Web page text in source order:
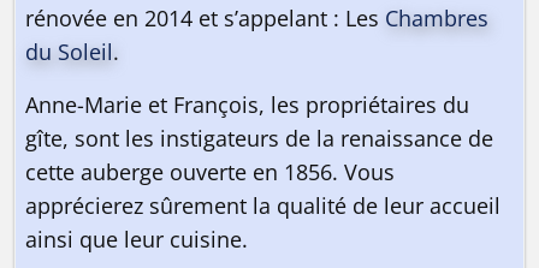
rénovée en 2014 et s’appelant : Les Chambres
du Soleil.
Anne-Marie et François, les propriétaires du
gîte, sont les instigateurs de la renaissance de
cette auberge ouverte en 1856. Vous
apprécierez sûrement la qualité de leur accueil
ainsi que leur cuisine.